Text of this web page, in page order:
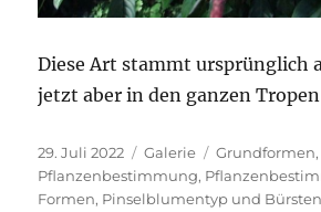
Diese Art stammt ursprünglich
jetzt aber in den ganzen
Veröffentlicht
am
29. Juli 2022 Format
Galerie Kategorien
Grundformen,
Pflanzenbestimmung,
Formen, Pinselblumentyp und